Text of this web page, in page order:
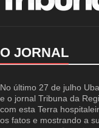
O JORNAL
No último 27 de julho
e o jornal Tribuna da
com esta Terra
os fatos e mostrando a